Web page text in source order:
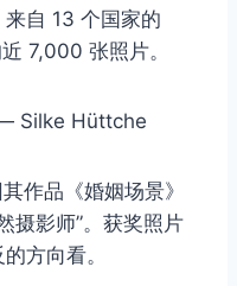
自 13 个国家的
7,000 张照片。
Silke Hüttche
作品《婚姻场景》
摄影师”。获奖照片
方向看。